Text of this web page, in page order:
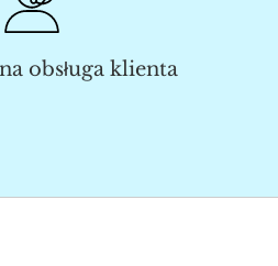
obsługa klienta